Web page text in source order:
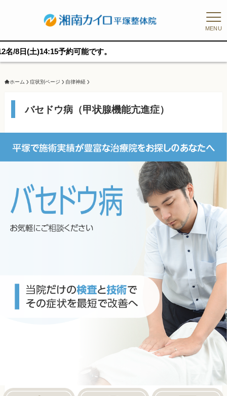
MENU
約可能です。
ホーム 症状別ページ 自律神経
バセドウ病（甲状腺機能亢進症）